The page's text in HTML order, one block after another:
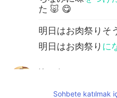
た 🐷 😋
明日はお肉祭りそ
明日はお肉祭り に
Kanako
Sohbete katılmak